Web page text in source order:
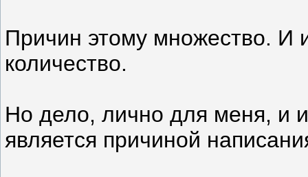
Причин этому множество. И
количество.
Но дело, лично для меня, и
является причиной